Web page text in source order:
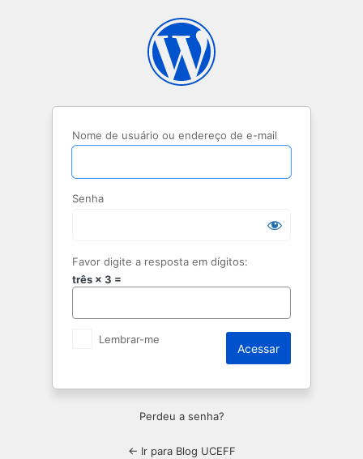
Nome de usuário ou endereço de e-mail
Senha
Favor digite a resposta em dígitos:
três × 3 =
Lembrar-me
Perdeu a senha?
← Ir para Blog UCEFF